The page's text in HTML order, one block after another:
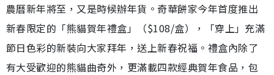
農曆新年將至，又是時候辦年貨。奇華餅家今年首度推出
新春限定的「熊貓賀年禮盒」（$108/盒），「穿上」充滿
節日色彩的新裝向大家拜年，送上新春祝福。禮盒內除了
有大受歡迎的熊貓曲奇外，更滿載四款經典賀年食品，包